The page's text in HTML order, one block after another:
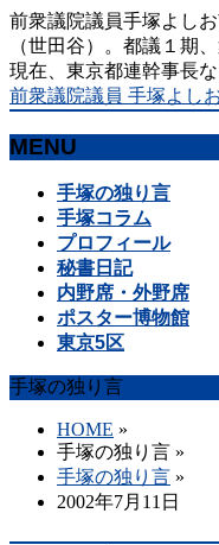
前衆議院議員手塚よし
（世田谷）。都議１期
現在、東京都連幹事長な
前衆議院議員 手塚よし
MENU
手塚の独り言
手塚コラム
プロフィール
秘書日記
内野席・外野席
ポスター博物館
東京5区
手塚の独り言
HOME »
手塚の独り言 »
手塚の独り言 »
2002年7月11日